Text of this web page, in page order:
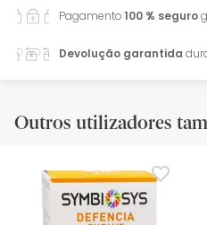
Pagamento100 % seguro
Devolução garantida
Outros utilizadores